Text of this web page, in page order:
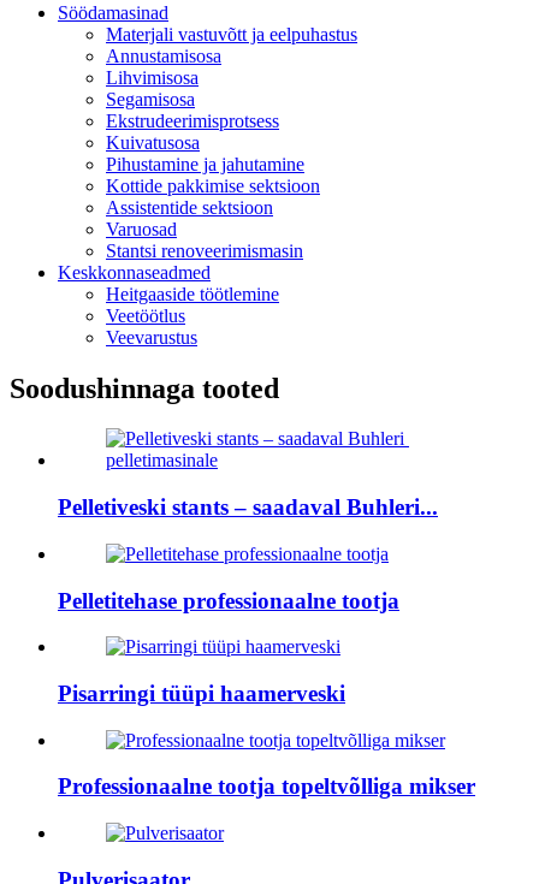
Söödamasinad
Materjali vastuvõtt ja eelpuhastus
Annustamisosa
Lihvimisosa
Segamisosa
Ekstrudeerimisprotsess
Kuivatusosa
Pihustamine ja jahutamine
Kottide pakkimise sektsioon
Assistentide sektsioon
Varuosad
Stantsi renoveerimismasin
Keskkonnaseadmed
Heitgaaside töötlemine
Veetöötlus
Veevarustus
Soodushinnaga tooted
Pelletiveski stants – saadaval Buhleri...
Pelletitehase professionaalne tootja
Pisarringi tüüpi haamerveski
Professionaalne tootja topeltvõlliga mikser